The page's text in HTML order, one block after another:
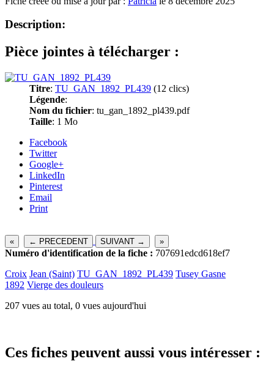
Description:
Pièce jointes à télécharger :
Titre: TU_GAN_1892_PL439 (12 clics)
Légende:
Nom du fichier: tu_gan_1892_pl439.pdf
Taille: 1 Mo
Facebook
Twitter
Google+
LinkedIn
Pinterest
Email
Print
« ← PRECEDENT SUIVANT → »
Numéro d'identification de la fiche : 707691edcd618ef7
Croix Jean (Saint) TU_GAN_1892_PL439 Tusey Gasne
1892 Vierge des douleurs
207 vues au total, 0 vues aujourd'hui
Ces fiches peuvent aussi vous intéresser :